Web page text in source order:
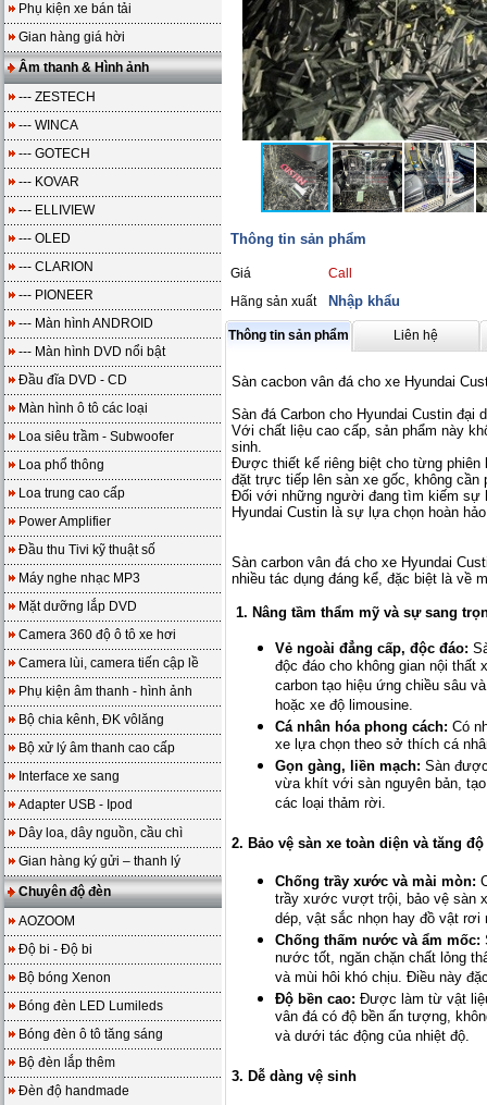
Phụ kiện xe bán tải
Gian hàng giá hời
Âm thanh & Hình ảnh
--- ZESTECH
--- WINCA
--- GOTECH
--- KOVAR
--- ELLIVIEW
--- OLED
--- CLARION
--- PIONEER
--- Màn hình ANDROID
--- Màn hình DVD nổi bật
Đầu đĩa DVD - CD
Màn hình ô tô các loại
Loa siêu trầm - Subwoofer
Loa phổ thông
Loa trung cao cấp
Power Amplifier
Đầu thu Tivi kỹ thuật số
Máy nghe nhạc MP3
Mặt dưỡng lắp DVD
Camera 360 độ ô tô xe hơi
Camera lùi, camera tiến cập lề
Phụ kiện âm thanh - hình ảnh
Bộ chia kênh, ĐK vôlăng
Bộ xử lý âm thanh cao cấp
Interface xe sang
Adapter USB - Ipod
Dây loa, dây nguồn, cầu chì
Gian hàng ký gửi – thanh lý
Chuyên độ đèn
AOZOOM
Độ bi - Độ bi
Bộ bóng Xenon
Bóng đèn LED Lumileds
Bóng đèn ô tô tăng sáng
Bộ đèn lắp thêm
Đèn độ handmade
Thông tin sản phẩm
Giá
Call
Hãng sản xuất
Nhập khẩu
Thông tin sản phẩm Liên hệ
Sàn cacbon vân đá cho xe Hyundai
Sàn đá Carbon cho Hyundai Custin
Với chất liệu cao cấp, sản phẩm này
sinh.
Được thiết kế riêng biệt cho từng phiên
đặt trực tiếp lên sàn xe gốc, không
Đối với những người đang tìm kiếm sự
Hyundai Custin là sự lựa chọn hoàn
Sàn carbon vân đá cho xe Hyundai
nhiều tác dụng đáng kể, đặc biệt là về
1. Nâng tầm thẩm mỹ và sự sang
Vẻ ngoài đẳng cấp, độc đáo:
độc đáo cho không gian nội thất
carbon tạo hiệu ứng chiều sâu
hoặc xe độ limousine.
Cá nhân hóa phong cách: Có
xe lựa chọn theo sở thích cá
Gọn gàng, liền mạch: Sàn
vừa khít với sàn nguyên bản,
các loại thảm rời.
2. Bảo vệ sàn xe toàn diện và tăng độ
Chống trầy xước và mài mòn:
trầy xước vượt trội, bảo vệ sàn
dép, vật sắc nhọn hay đồ vật rơi
Chống thấm nước và ẩm mốc:
nước tốt, ngăn chặn chất lỏng
và mùi hôi khó chịu. Điều này
Độ bền cao: Được làm từ vật
vân đá có độ bền ấn tượng,
và dưới tác động của nhiệt độ.
3. Dễ dàng vệ sinh